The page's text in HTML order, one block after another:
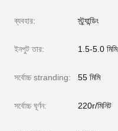
ব্যবহার: স্ট্র্যান্ডিং
ইনপুট তার: 1.5-5.0 মিমি
সর্বোচ্চ stranding: 55 মিমি
সর্বোচ্চ ঘূর্ণন: 220r/মিনিট